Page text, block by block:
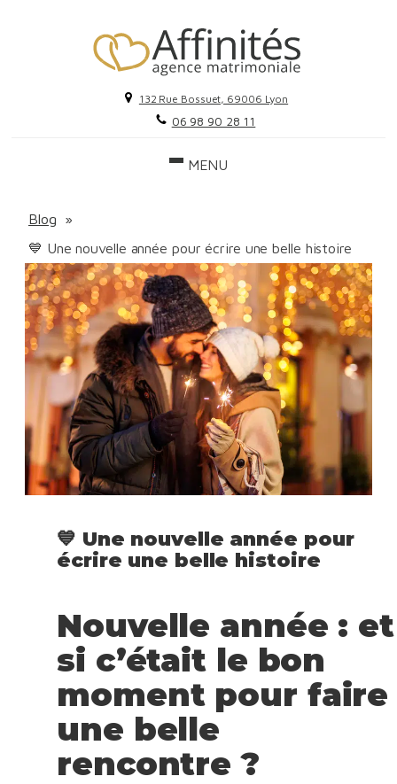
132 Rue Bossuet, 69006 Lyon
06 98 90 28 11
Blog
»
💙 Une nouvelle année pour écrire une belle histoire
💙 Une nouvelle année pour
écrire une belle histoire
Nouvelle année : et
si c’était le bon
moment pour faire
une belle
rencontre ?